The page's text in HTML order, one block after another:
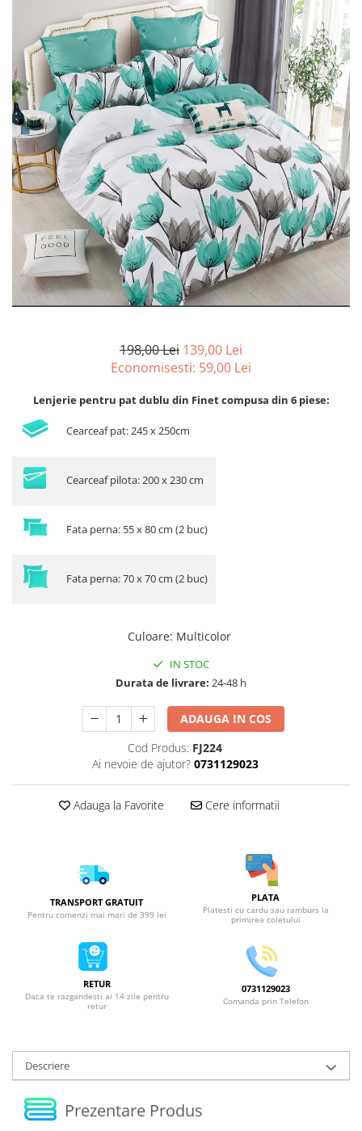
Lenjerii de pat Bumbac Poplin
Lenjerii de pat Catifea
Lenjerii de pat Damasc
Lenjerii de pat Finet + 2 Draperii
Lenjerii de pat Finet cu PLIURI
Lenjerii de pat finet Home
Lenjerii de pat Saten 4 piese cu
elastic
198,00 Lei 139,00 Lei
Economisesti: 59,00 Lei
Lenjerie pentru pat dublu din Finet compusa din 6 piese:
Cearceaf pat: 245 x 250cm
Cearceaf pilota: 200 x 230 cm
Fata perna: 55 x 80 cm (2 buc)
Fata perna: 70 x 70 cm (2 buc)
Culoare: Multicolor
IN STOC
Durata de livrare: 24-48 h
ADAUGA IN COS
Cod Produs: FJ224
Ai nevoie de ajutor? 0731129023
Adauga la Favorite Cere informatii
TRANSPORT GRATUIT
Pentru comenzi mai mari de 399 lei
PLATA
Platesti cu cardu sau ramburs la
primirea coletului
RETUR
Daca te razgandesti ai 14 zile pentru
retur
0731129023
Comanda prin Telefon
Descriere
Prezentare Produs